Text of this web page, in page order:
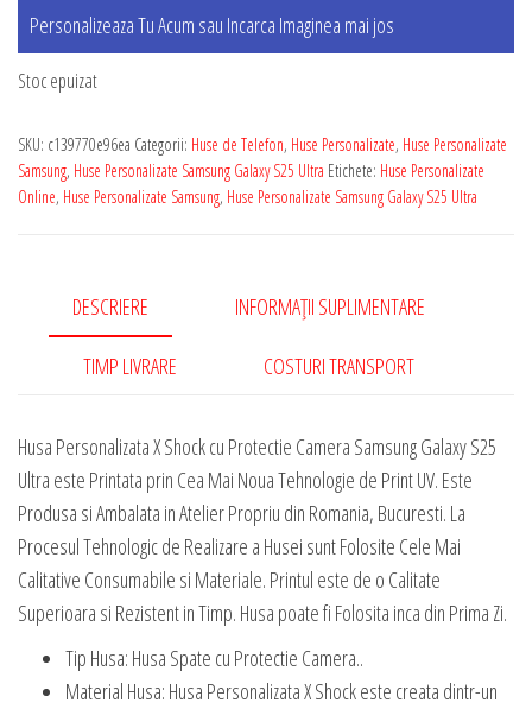
Personalizeaza Tu Acum sau Incarca Imaginea mai jos
Stoc epuizat
SKU: c139770e96ea Categorii: Huse de Telefon, Huse Personalizate, Huse Personalizate
Samsung, Huse Personalizate Samsung Galaxy S25 Ultra Etichete: Huse Personalizate
Online, Huse Personalizate Samsung, Huse Personalizate Samsung Galaxy S25 Ultra
DESCRIERE INFORMAȚII SUPLIMENTARE
TIMP LIVRARE COSTURI TRANSPORT
Husa Personalizata X Shock cu Protectie Camera Samsung Galaxy S25
Ultra este Printata prin Cea Mai Noua Tehnologie de Print UV. Este
Produsa si Ambalata in Atelier Propriu din Romania, Bucuresti. La
Procesul Tehnologic de Realizare a Husei sunt Folosite Cele Mai
Calitative Consumabile si Materiale. Printul este de o Calitate
Superioara si Rezistent in Timp. Husa poate fi Folosita inca din Prima Zi.
Tip Husa: Husa Spate cu Protectie Camera..
Material Husa: Husa Personalizata X Shock este creata dintr-un